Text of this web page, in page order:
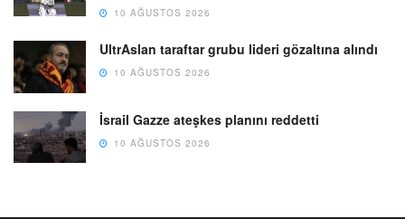
10 AĞUSTOS 2026
UltrAslan taraftar grubu lideri gözaltına alındı
10 AĞUSTOS 2026
İsrail Gazze ateşkes planını reddetti
10 AĞUSTOS 2026